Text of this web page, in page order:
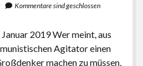
Kommentare sind geschlossen
2019 Wer meint, aus
Agitator einen
machen zu müssen,